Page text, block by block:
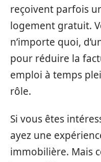
reçoivent parfois
logement gratuit.
n’importe quoi,
pour réduire la
emploi à temps
rôle.
Si vous êtes
ayez une
immobilière. Mais